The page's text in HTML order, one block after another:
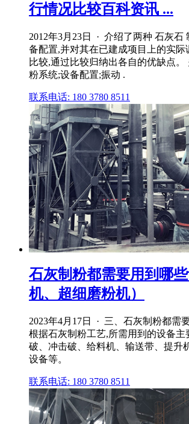
行情况比较百科资讯 ...
2012年3月23日 · 介绍了两种 石灰石
备配置,并对其在已建成项目上的实际
比较,通过比较归纳出各自的优缺点。
粉系统;设备配置;振动 .
联系电话: 180 3780 8511
石灰制粉都需要用到哪
机、超细磨粉机）
2023年4月17日 · 三、石灰制粉都需
根据石灰制粉工艺,所需用到的设备主
破、冲击破、给料机、输送带、提升
设备等。
联系电话: 180 3780 8511